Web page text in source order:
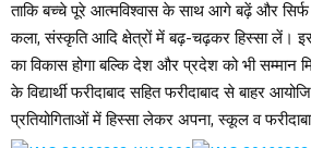
ताकि बच्चे पूरे आत्मविश्वास के साथ आगे बढ़ें और सिर्फ
कला, संस्कृति आदि क्षेत्रों में बढ़-चढ़कर हिस्सा लें।
का विकास होगा बल्कि देश और प्रदेश को भी सम्मान
के विद्यार्थी फरीदाबाद सहित फरीदाबाद से बाहर
प्रतियोगिताओं में हिस्सा लेकर अपना, स्कूल व